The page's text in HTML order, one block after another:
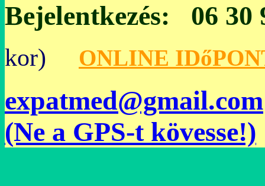
Bejelentkezés: 06 30
kor) ONLINE
expatmed@gmail.com
(Ne a GPS-t kövesse!)